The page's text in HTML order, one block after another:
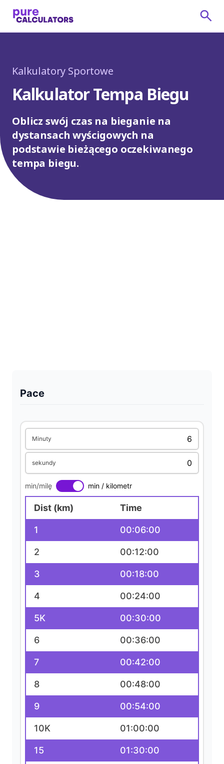
Kalkulatory Sportowe
Kalkulator Tempa Biegu
Oblicz swój czas na bieganie na
dystansach wyścigowych na
podstawie bieżącego oczekiwanego
tempa biegu.
Pace
Minuty
sekundy
min/milę min / kilometr
Dist (km) Time
1 00:06:00
2 00:12:00
3 00:18:00
4 00:24:00
5K 00:30:00
6 00:36:00
7 00:42:00
8 00:48:00
9 00:54:00
10K 01:00:00
15 01:30:00